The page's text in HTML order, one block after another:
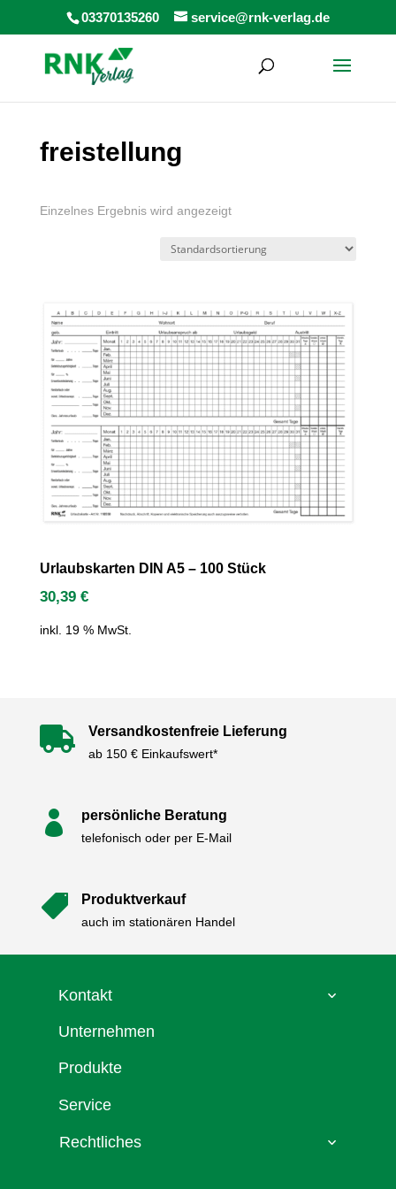
03370135260 service@rnk-verlag.de
freistellung
Einzelnes Ergebnis wird angezeigt
Urlaubskarten DIN A5 – 100 Stück
30,39 €
inkl. 19 % MwSt.
 Versandkostenfreie Lieferung
ab 150 € Einkaufswert*
 persönliche Beratung
telefonisch oder per E-Mail
 Produktverkauf
auch im stationären Handel
Kontakt
Unternehmen
Produkte
Service
Rechtliches